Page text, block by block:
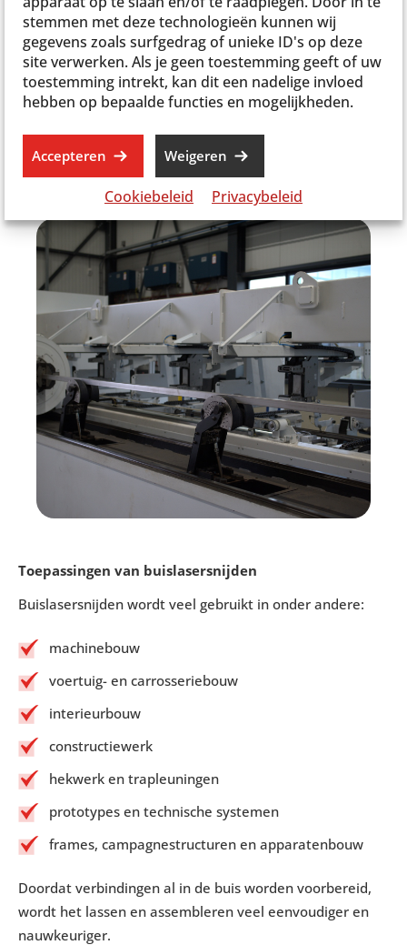
stemmen met deze technologieën kunnen wij
gegevens zoals surfgedrag of unieke ID's op deze
site verwerken. Als je geen toestemming geeft of uw
toestemming intrekt, kan dit een nadelige invloed
hebben op bepaalde functies en mogelijkheden.
Accepteren Weigeren
Cookiebeleid Privacybeleid
4. Kostenbesparend
Doordat meerdere bewerkingen worden vervangen door
één proces, dalen de productiekosten aanzienlijk.
Onze buislaser levert een constante kwaliteit, ongeacht
of het om een prototype of grote aantallen gaat.
Toepassingen van buislasersnijden
Buislasersnijden wordt veel gebruikt in onder andere:
machinebouw
voertuig- en carrosseriebouw
interieurbouw
constructiewerk
hekwerk en trapleuningen
prototypes en technische systemen
frames, campagnestructuren en apparatenbouw
Doordat verbindingen al in de buis worden voorbereid,
wordt het lassen en assembleren veel eenvoudiger en
nauwkeuriger.